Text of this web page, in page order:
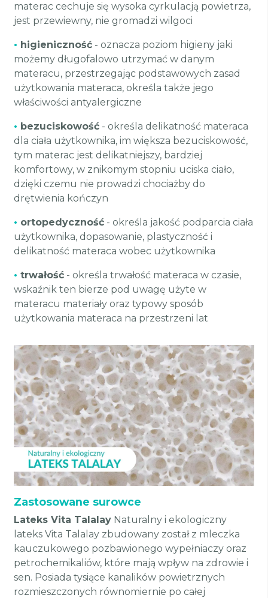
materac cechuje się wysoka cyrkulacją powietrza,
jest przewiewny, nie gromadzi wilgoci
• higieniczność - oznacza poziom higieny jaki
możemy długofalowo utrzymać w danym
materacu, przestrzegając podstawowych zasad
użytkowania materaca, określa także jego
właściwości antyalergiczne
• bezuciskowość - określa delikatność materaca
dla ciała użytkownika, im większa bezuciskowość,
tym materac jest delikatniejszy, bardziej
komfortowy, w znikomym stopniu uciska ciało,
dzięki czemu nie prowadzi chociażby do
drętwienia kończyn
• ortopedyczność - określa jakość podparcia ciała
użytkownika, dopasowanie, plastyczność i
delikatność materaca wobec użytkownika
• trwałość - określa trwałość materaca w czasie,
wskaźnik ten bierze pod uwagę użyte w
materacu materiały oraz typowy sposób
użytkowania materaca na przestrzeni lat
Zastosowane surowce
Lateks Vita Talalay Naturalny i ekologiczny
lateks Vita Talalay zbudowany został z mleczka
kauczukowego pozbawionego wypełniaczy oraz
petrochemikaliów, które mają wpływ na zdrowie i
sen. Posiada tysiące kanalików powietrznych
rozmieszczonych równomiernie po całej